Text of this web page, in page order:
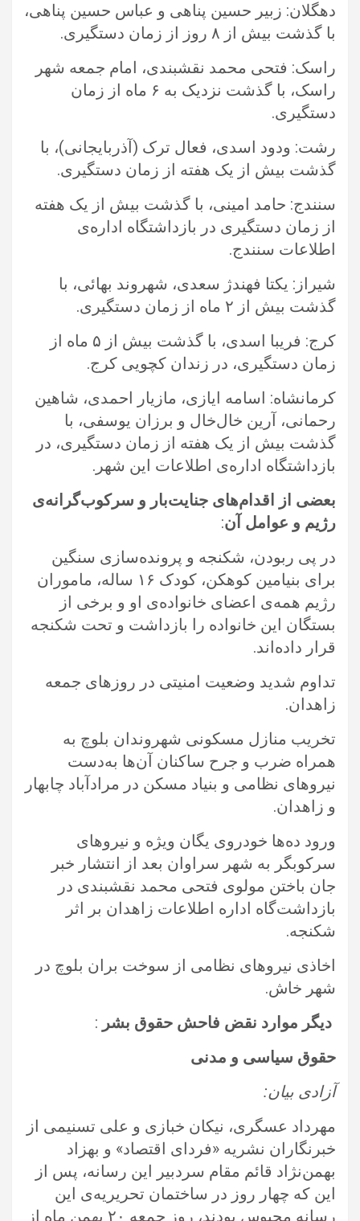
دهگلان: زبیر حسین پناهی و عباس حسین پناهی،
با گذشت بیش از ۸ روز از زمان دستگیری.‏
راسک: فتحی محمد نقشبندی، امام جمعه شهر
راسک، با گذشت نزدیک به ۶ ماه از زمان
دستگیری. ‏
رشت: ودود اسدی، فعال ترک (آذربایجانی)، با
گذشت بیش از یک هفته از زمان دستگیری.‏
سنندج: حامد امینی، با گذشت بیش از یک هفته
از زمان دستگیری در بازداشتگاه اداره‌ی
اطلاعات سنندج.‏
شیراز: یکتا فهندژ سعدی، شهروند بهائی، با
گذشت بیش از ۲ ماه از زمان دستگیری.‏
کرج: فریبا اسدی، با گذشت بیش از ۵ ماه از
زمان دستگیری، در زندان کچویی کرج.‏
کرمانشاه: اسامه ایازی، مازیار احمدی، شاهین
رحمانی، آرین خال‌خال و برزان یوسفی، با
گذشت بیش از یک هفته از زمان دستگیری، در
‏بازداشتگاه اداره‌ی اطلاعات این شهر.‏
بعضی از اقدام‌های جنایت‌بار و سرکوب‌گرانه‌ی
رژیم و عوامل آن: ‏
در پی ربودن، شکنجه و پرونده‌سازی سنگین
برای بنیامین کوهکن، کودک ۱۶ ساله، ماموران
رژیم همه‌ی اعضای خانواده‌ی او و برخی از
‏بستگان این خانواده را بازداشت و تحت شکنجه
قرار داده‌اند.‏
تداوم شدید وضعیت امنیتی در روزهای جمعه
زاهدان.‏
تخریب منازل مسکونی شهروندان بلوچ به
همراه ضرب و جرح ساکنان آن‌ها به‌دست
نیروهای نظامی و بنیاد مسکن در مرادآباد چابهار
و ‏زاهدان.‏
ورود ده‌ها خودروی یگان ویژه و نیروهای
سرکوبگر به شهر سراوان بعد از انتشار خبر
جان باختن مولوی فتحی محمد نقشبندی در
‏بازداشت‌گاه اداره اطلاعات زاهدان بر اثر
شکنجه.‏
اخاذی نیروهای نظامی از سوخت بران بلوچ در
شهر خاش.‏
دیگر موارد ‏نقض فاحش حقوق بشر :‏
حقوق سیاسی و مدنی
آزادی بیان: ‏
مهرداد عسگری، نیکان خبازی و علی تسنیمی از
خبرنگاران نشریه «فردای اقتصاد» و بهزاد
بهمن‌‌نژاد قائم مقام سردبیر این رسانه، پس از
‏این که چهار روز در ساختمان تحریریه‌ی این
رسانه محبوس بودند، روز جمعه ۲۰ بهمن ماه از